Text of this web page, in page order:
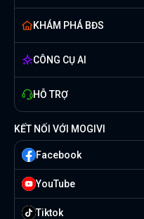
KHÁM PHÁ BĐS
CÔNG CỤ AI
HỖ TRỢ
KẾT NỐI VỚI MOGIVI
Facebook
YouTube
Tiktok